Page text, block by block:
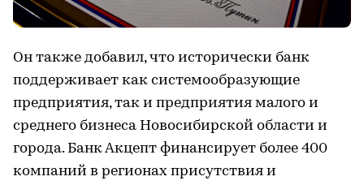
Он также добавил, что исторически банк
поддерживает как системообразующие
предприятия, так и предприятия малого и
среднего бизнеса Новосибирской области и
города. Банк Акцепт финансирует более 400
компаний в регионах присутствия и